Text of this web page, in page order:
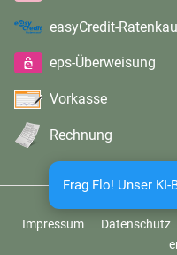
Frag Flo! Unser
easyCredit-
eps-Überweisung
Vorkasse
Rechnung
Impressum Datenschutz